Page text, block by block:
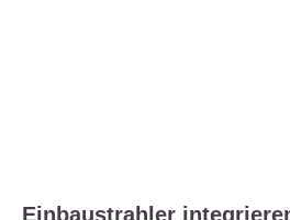
Einbaustrahler